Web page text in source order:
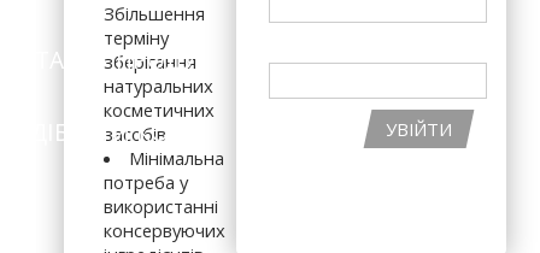
КАТАЛОГ ПРОДУКЦІЇ ІНГРЕДІЄНТИ
ПІДІБРАТИ КОСМЕТИКУ АКЦІЇ УВІЙТИ
Збільшення
терміну
зберігання
натуральних
косметичних
засобів
Мінімальна
потреба у
використанні
консервуючих
В КОШИК
Сироватка активатор